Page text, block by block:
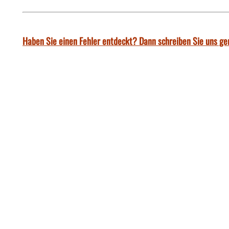
Haben Sie einen Fehler entdeckt? Dann schreiben Sie uns